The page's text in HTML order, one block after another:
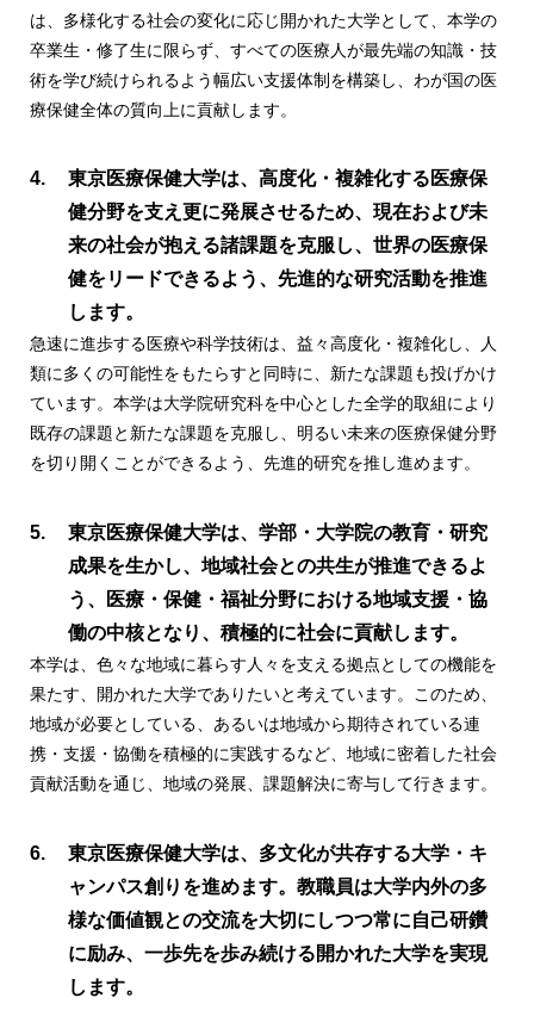
は、多様化する社会の変化に応じ開かれた大学として、本学の
卒業生・修了生に限らず、すべての医療人が最先端の知識・技
術を学び続けられるよう幅広い支援体制を構築し、わが国の医
療保健全体の質向上に貢献します。
東京医療保健大学は、高度化・複雑化する医療保
健分野を支え更に発展させるため、現在および未
来の社会が抱える諸課題を克服し、世界の医療保
健をリードできるよう、先進的な研究活動を推進
します。
急速に進歩する医療や科学技術は、益々高度化・複雑化し、人
類に多くの可能性をもたらすと同時に、新たな課題も投げかけ
ています。本学は大学院研究科を中心とした全学的取組により
既存の課題と新たな課題を克服し、明るい未来の医療保健分野
を切り開くことができるよう、先進的研究を推し進めます。
東京医療保健大学は、学部・大学院の教育・研究
成果を生かし、地域社会との共生が推進できるよ
う、医療・保健・福祉分野における地域支援・協
働の中核となり、積極的に社会に貢献します。
本学は、色々な地域に暮らす人々を支える拠点としての機能を
果たす、開かれた大学でありたいと考えています。このため、
地域が必要としている、あるいは地域から期待されている連
携・支援・協働を積極的に実践するなど、地域に密着した社会
貢献活動を通じ、地域の発展、課題解決に寄与して行きます。
東京医療保健大学は、多文化が共存する大学・キ
ャンパス創りを進めます。教職員は大学内外の多
様な価値観との交流を大切にしつつ常に自己研鑽
に励み、一歩先を歩み続ける開かれた大学を実現
します。